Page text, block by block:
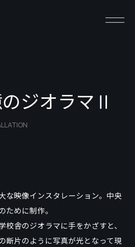
ジオラマⅡ
な映像インスタレーション。中央
ために制作。
校舎のジオラマに手をかざすと、
断片のように写真が光となって現